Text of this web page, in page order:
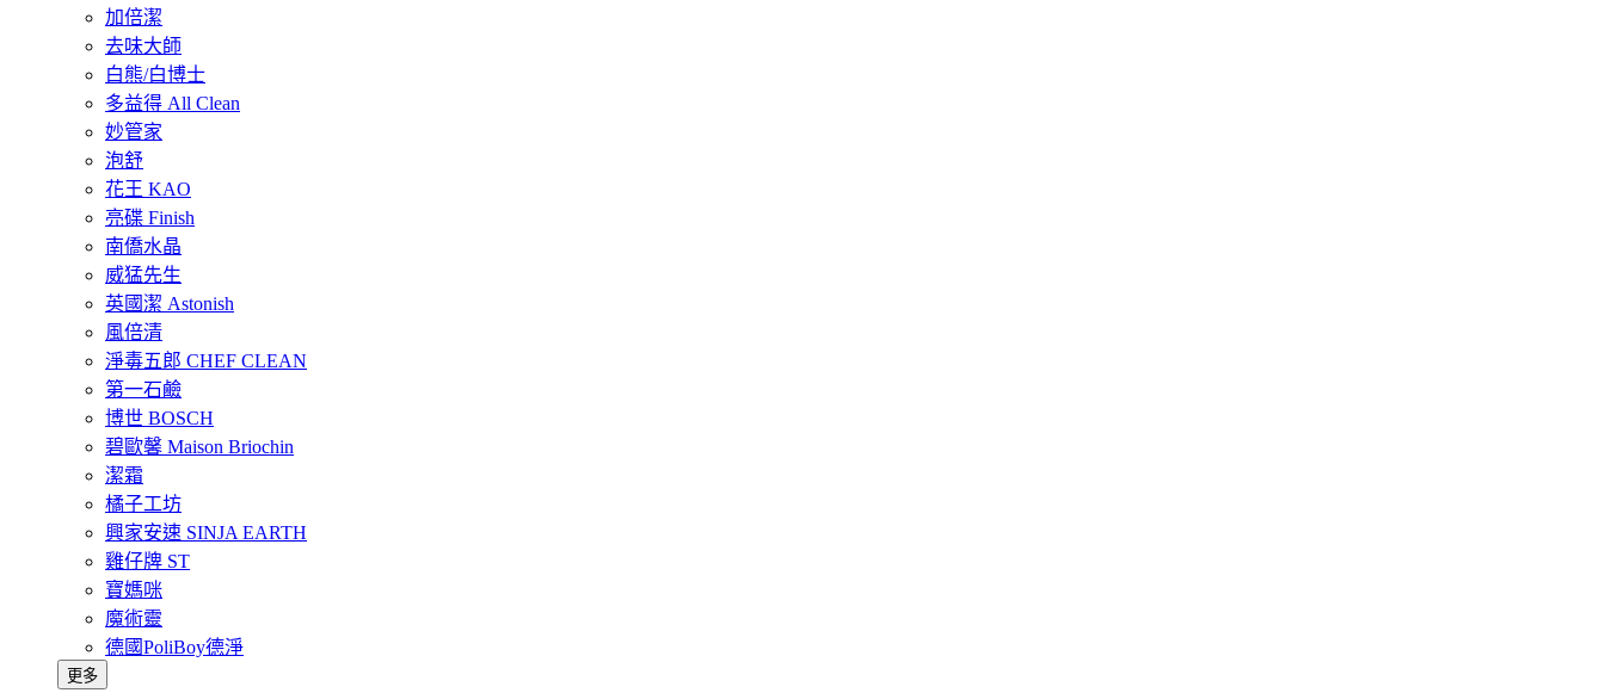
加倍潔
去味大師
白熊/白博士
多益得 All Clean
妙管家
泡舒
花王 KAO
亮碟 Finish
南僑水晶
威猛先生
英國潔 Astonish
風倍清
淨毒五郎 CHEF CLEAN
第一石鹼
博世 BOSCH
碧歐馨 Maison Briochin
潔霜
橘子工坊
興家安速 SINJA EARTH
雞仔牌 ST
寶媽咪
魔術靈
德國PoliBoy德淨
更多